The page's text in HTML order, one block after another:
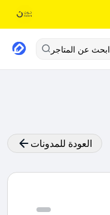
ابحث عن المتاجر
العودة للمدونات